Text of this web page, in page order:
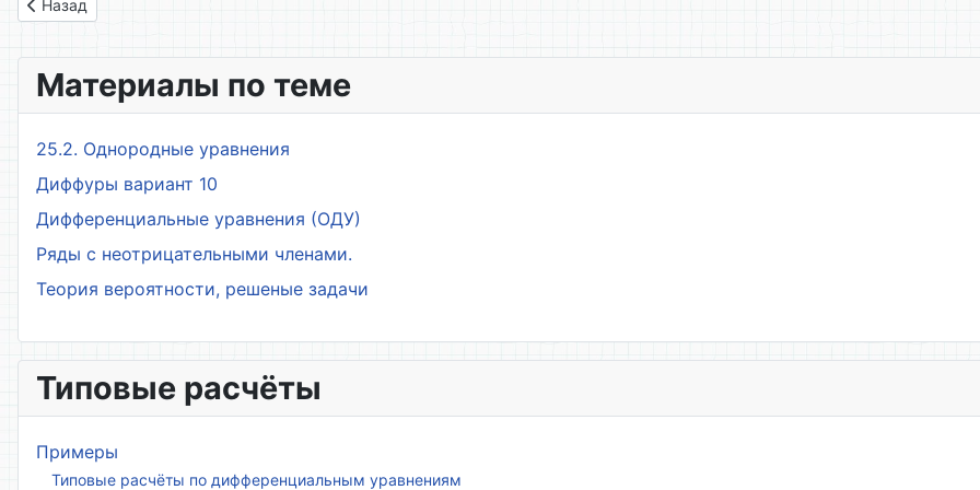
Назад
Материалы по теме
25.2. Однородные уравнения
Диффуры вариант 10
Дифференциальные уравнения (ОДУ)
Ряды с неотрицательными членами.
Теория вероятности, решеные задачи
Типовые расчёты
Примеры
Типовые расчёты по дифференциальным уравнениям